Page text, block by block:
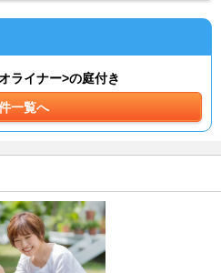
ライナー>の庭付き
一覧へ